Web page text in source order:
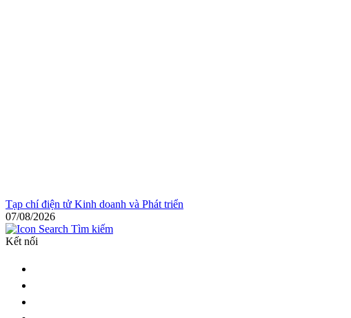
Tạp chí điện tử Kinh doanh và Phát triển
07/08/2026
Tìm kiếm
Kết nối